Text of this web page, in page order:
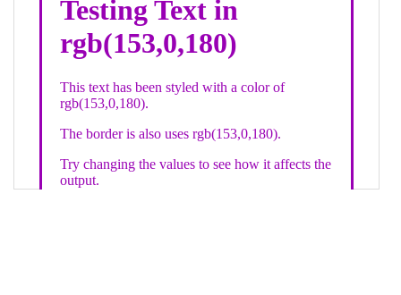
div class="textColor borderColor"
< h1>Testing Text in rgb(153,0,180)